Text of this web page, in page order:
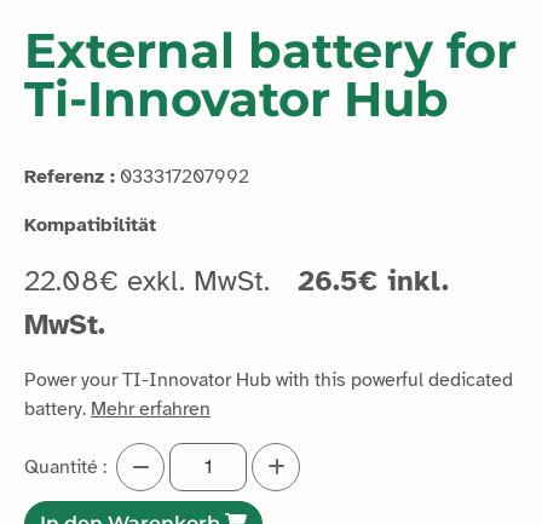
External battery for
Ti-Innovator Hub
Referenz : 033317207992
Kompatibilität
22.08€ exkl. MwSt.
26.5€ inkl.
MwSt.
Power your TI-Innovator Hub with this powerful dedicated
battery. Mehr erfahren
Quantité :